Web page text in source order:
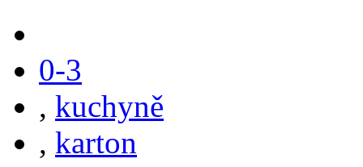
0-3
, kuchyně
, karton